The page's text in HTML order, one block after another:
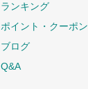
ランキング
ポイント・クーポン
ブログ
Q&A